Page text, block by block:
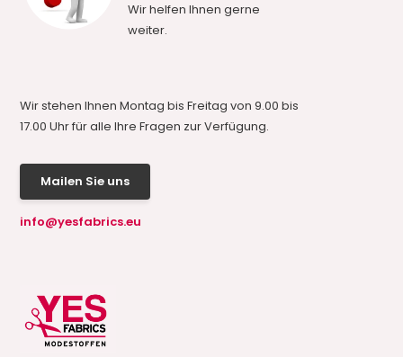
Wir helfen Ihnen gerne
weiter.
Wir stehen Ihnen Montag bis Freitag von 9.00 bis
17.00 Uhr für alle Ihre Fragen zur Verfügung.
Mailen Sie uns
info@yesfabrics.eu